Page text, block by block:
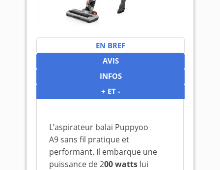
EN BREF
AVIS
INFOS
+ ET -
L’aspirateur balai Puppyoo
A9 sans fil pratique et
performant. Il embarque une
puissance de 200 watts lui